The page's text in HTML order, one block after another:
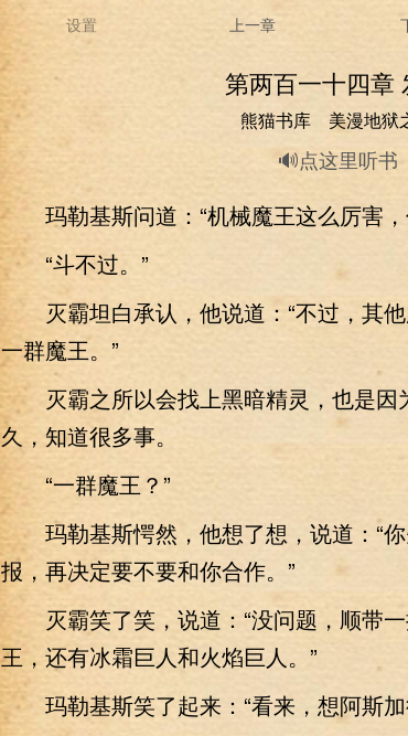
设置 上一章
第两百一十四章
熊猫书库 美漫地狱
🔊点这里听书
玛勒基斯问道：“机械魔王这么厉害，
“斗不过。”
灭霸坦白承认，他说道：“不过，其
一群魔王。”
灭霸之所以会找上黑暗精灵，也是因
久，知道很多事。
“一群魔王？”
玛勒基斯愕然，他想了想，说道：“你
报，再决定要不要和你合作。”
灭霸笑了笑，说道：“没问题，顺带一
王，还有冰霜巨人和火焰巨人。”
玛勒基斯笑了起来：“看来，想阿斯加